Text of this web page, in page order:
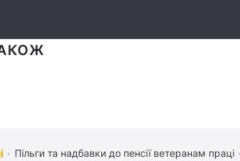
Пільги та надбавки до пенсії ветеранам праці